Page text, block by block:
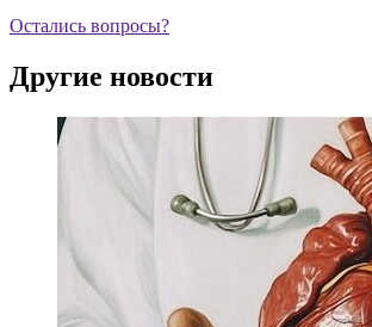
Остались вопросы?
Другие новости